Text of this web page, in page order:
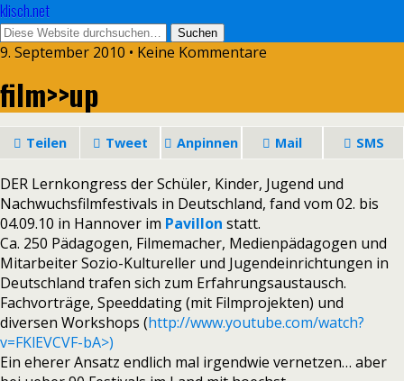
klisch.net
9. September 2010 • Keine Kommentare
film>>up
Teilen Tweet Anpinnen Mail SMS
DER Lernkongress der Schüler, Kinder, Jugend und
Nachwuchsfilmfestivals in Deutschland, fand vom 02. bis
04.09.10 in Hannover im Pavillon statt.
Ca. 250 Pädagogen, Filmemacher, Medienpädagogen und
Mitarbeiter Sozio-Kultureller und Jugendeinrichtungen in
Deutschland trafen sich zum Erfahrungsaustausch.
Fachvorträge, Speeddating (mit Filmprojekten) und
diversen Workshops (http://www.youtube.com/watch?
v=FKlEVCVF-bA>)
Ein eherer Ansatz endlich mal irgendwie vernetzen… aber